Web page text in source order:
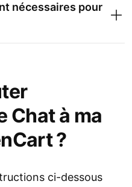
nécessaires pour
Chat à ma
?
ci-dessous